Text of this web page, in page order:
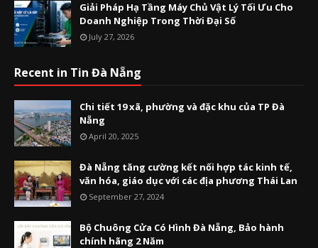
Giải Pháp Hạ Tầng Máy Chủ Vật Lý Tối Ưu Cho
Doanh Nghiệp Trong Thời Đại Số
July 27, 2026
Recent in Tin Đà Nẵng
Chi tiết 19 xã, phường và đặc khu của TP Đà
Nẵng
April 20, 2025
Đà Nẵng tăng cường kết nối hợp tác kinh tế,
văn hóa, giáo dục với các địa phương Thái Lan
September 27, 2024
Bộ Chuông Cửa Có Hình Đà Nẵng, Bảo hành
chính hãng 2 Năm